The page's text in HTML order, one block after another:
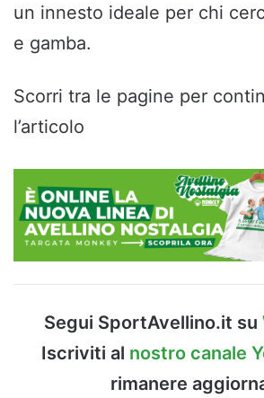
un innesto ideale per chi
e gamba.
Scorri tra le pagine per
l’articolo
Segui SportAvellino.it su
Iscriviti al nostro canale
rimanere